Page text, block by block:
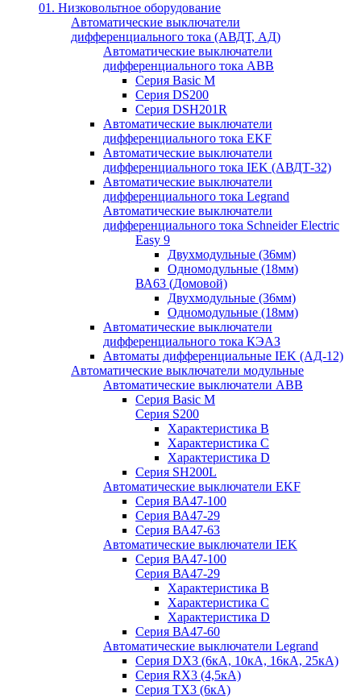
01. Низковольтное оборудование
Автоматические выключатели
дифференциального тока (АВДТ, АД)
Автоматические выключатели
дифференциального тока ABB
Серия Basic M
Серия DS200
Серия DSH201R
Автоматические выключатели
дифференциального тока EKF
Автоматические выключатели
дифференциального тока IEK (АВДТ-32)
Автоматические выключатели
дифференциального тока Legrand
Автоматические выключатели
дифференциального тока Schneider Electric
Easy 9
Двухмодульные (36мм)
Одномодульные (18мм)
ВА63 (Домовой)
Двухмодульные (36мм)
Одномодульные (18мм)
Автоматические выключатели
дифференциального тока КЭАЗ
Автоматы дифференциальные IEK (АД-12)
Автоматические выключатели модульные
Автоматические выключатели ABB
Серия Basic M
Серия S200
Характеристика B
Характеристика C
Характеристика D
Серия SH200L
Автоматические выключатели EKF
Серия ВА47-100
Серия ВА47-29
Серия ВА47-63
Автоматические выключатели IEK
Серия ВА47-100
Серия ВА47-29
Характеристика B
Характеристика C
Характеристика D
Серия ВА47-60
Автоматические выключатели Legrand
Серия DX3 (6кА, 10кА, 16кА, 25кА)
Серия RX3 (4,5кА)
Серия TX3 (6кА)